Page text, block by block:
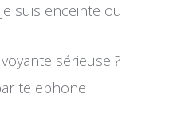
suis enceinte ou
sérieuse ?
telephone